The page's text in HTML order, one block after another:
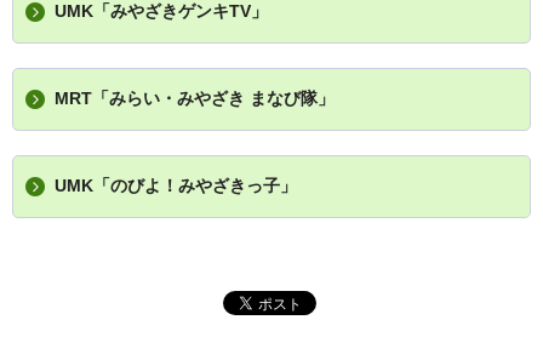
UMK「みやざきゲンキTV」
MRT「みらい・みやざき まなび隊」
UMK「のびよ！みやざきっ子」